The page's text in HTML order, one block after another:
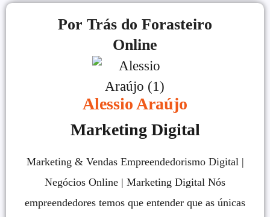
Por Trás do Forasteiro
Online
Alessio Araújo
Marketing Digital
Marketing & Vendas Empreendedorismo Digital |
Negócios Online | Marketing Digital Nós
empreendedores temos que entender que as únicas